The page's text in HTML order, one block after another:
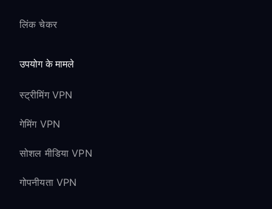
लिंक चेकर
उपयोग के मामले
स्ट्रीमिंग VPN
गेमिंग VPN
सोशल मीडिया VPN
गोपनीयता VPN